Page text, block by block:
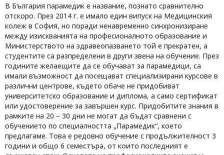
В България парамедик е название, познато сравнително
отскоро. През 2014 г. е имало един випуск на Медицинския
колеж в София, но поради ненавременно синхронизиране
между изискванията на професионалното образование и
Министерството на здравеопазването той е прекратен, а
студентите са разпределени в други звена на обучение. През
годините желаещите да се обучават за парамедици, са
имали възможност да посещават специализирани курсове в
различни центрове, където обаче не придобиват
университетско образование и диплома, а само сертификат
или удостоверение за завършен курс. Придобитите знания в
рамките на 20 – 30 дни не могат да бъдат сравнени с
обучението по специалността „Парамедик“, което
предлагаме. Това е редовно обучение с продължителност 3
години и общо 6 семестъра, от които последният е